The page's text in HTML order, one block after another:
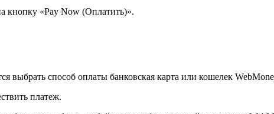
кнопку «Pay Now (Оплатить)».
выбрать способ оплаты банковская карта или кошелек
платеж.